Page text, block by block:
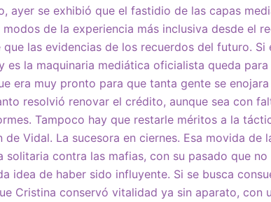
ayer se exhibió que el fastidio de las capas
de la experiencia más inclusiva desde el
las evidencias de los recuerdos del futuro.
es la maquinaria mediática oficialista queda
era muy pronto para que tanta gente se
resolvió renovar el crédito, aunque sea con
Tampoco hay que restarle méritos a la
de Vidal. La sucesora en ciernes. Esa movida de
solitaria contra las mafias, con su pasado que
idea de haber sido influyente. Si se busca
Cristina conservó vitalidad ya sin aparato, con